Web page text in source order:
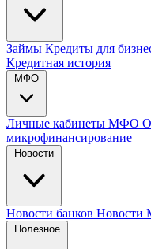
Займы Кредиты для
Кредитная история
МФО
Личные кабинеты МФО
микрофинансирование
Новости
Новости банков
Полезное